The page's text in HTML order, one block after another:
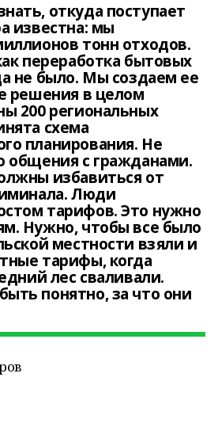
откуда поступает
известна: мы
тонн отходов.
переработка бытовых
не было. Мы создаем ее
решения в целом
200 региональных
схема
планирования. Не
общения с гражданами.
избавиться от
Люди
тарифов. Это нужно
Нужно, чтобы все было
местности взяли и
тарифы, когда
лес сваливали.
понятно, за что они